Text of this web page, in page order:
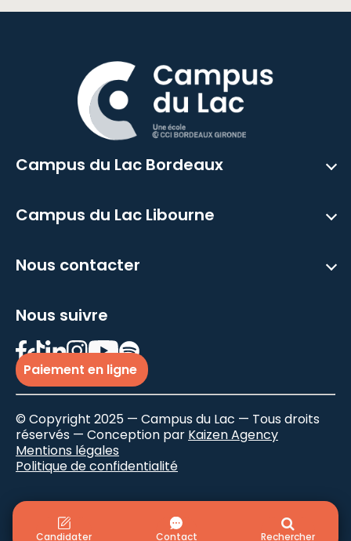
Candidater Contact Rechercher
Campus du Lac Bordeaux
Campus du Lac Libourne
Nous contacter
Nous suivre
Paiement en ligne
© Copyright 2025 — Campus du Lac — Tous droits
réservés — Conception par Kaizen Agency
Mentions légales
Politique de confidentialité